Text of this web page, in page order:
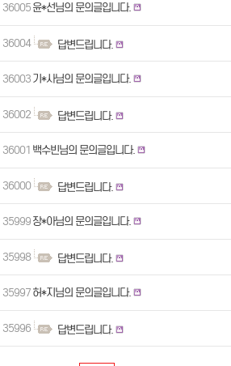
36005 윤*선님의 문의글입니다.
36004 답변드립니다.
36003 기*사님의 문의글입니다.
36002 답변드립니다.
36001 백수빈님의 문의글입니다.
36000 답변드립니다.
35999 장*아님의 문의글입니다.
35998 답변드립니다.
35997 허*지님의 문의글입니다.
35996 답변드립니다.